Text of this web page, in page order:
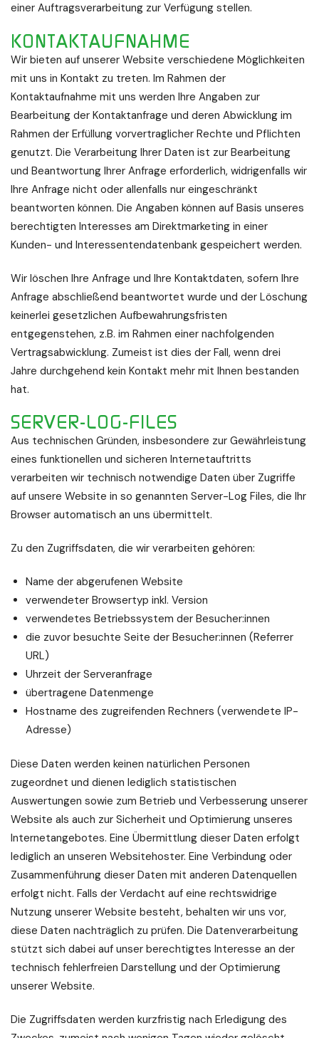
einer Auftragsverarbeitung zur Verfügung stellen.
KONTAKTAUFNAHME
Wir bieten auf unserer Website verschiedene Möglichkeiten
mit uns in Kontakt zu treten. Im Rahmen der
Kontaktaufnahme mit uns werden Ihre Angaben zur
Bearbeitung der Kontaktanfrage und deren Abwicklung im
Rahmen der Erfüllung vorvertraglicher Rechte und Pflichten
genutzt. Die Verarbeitung Ihrer Daten ist zur Bearbeitung
und Beantwortung Ihrer Anfrage erforderlich, widrigenfalls wir
Ihre Anfrage nicht oder allenfalls nur eingeschränkt
beantworten können. Die Angaben können auf Basis unseres
berechtigten Interesses am Direktmarketing in einer
Kunden- und Interessentendatenbank gespeichert werden.
Wir löschen Ihre Anfrage und Ihre Kontaktdaten, sofern Ihre
Anfrage abschließend beantwortet wurde und der Löschung
keinerlei gesetzlichen Aufbewahrungsfristen
entgegenstehen, z.B. im Rahmen einer nachfolgenden
Vertragsabwicklung. Zumeist ist dies der Fall, wenn drei
Jahre durchgehend kein Kontakt mehr mit Ihnen bestanden
hat.
SERVER-LOG-FILES
Aus technischen Gründen, insbesondere zur Gewährleistung
eines funktionellen und sicheren Internetauftritts
verarbeiten wir technisch notwendige Daten über Zugriffe
auf unsere Website in so genannten Server-Log Files, die Ihr
Browser automatisch an uns übermittelt.
Zu den Zugriffsdaten, die wir verarbeiten gehören:
Name der abgerufenen Website
verwendeter Browsertyp inkl. Version
verwendetes Betriebssystem der Besucher:innen
die zuvor besuchte Seite der Besucher:innen (Referrer
URL)
Uhrzeit der Serveranfrage
übertragene Datenmenge
Hostname des zugreifenden Rechners (verwendete IP-
Adresse)
Diese Daten werden keinen natürlichen Personen
zugeordnet und dienen lediglich statistischen
Auswertungen sowie zum Betrieb und Verbesserung unserer
Website als auch zur Sicherheit und Optimierung unseres
Internetangebotes. Eine Übermittlung dieser Daten erfolgt
lediglich an unseren Websitehoster. Eine Verbindung oder
Zusammenführung dieser Daten mit anderen Datenquellen
erfolgt nicht. Falls der Verdacht auf eine rechtswidrige
Nutzung unserer Website besteht, behalten wir uns vor,
diese Daten nachträglich zu prüfen. Die Datenverarbeitung
stützt sich dabei auf unser berechtigtes Interesse an der
technisch fehlerfreien Darstellung und der Optimierung
unserer Website.
Die Zugriffsdaten werden kurzfristig nach Erledigung des